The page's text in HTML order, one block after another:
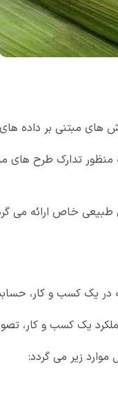
های مبتنی بر داده
تدارک طرح های
طبیعی خاص ارائه می
در یک کسب و کار،
یک کسب و کار،
زیر می گردد: